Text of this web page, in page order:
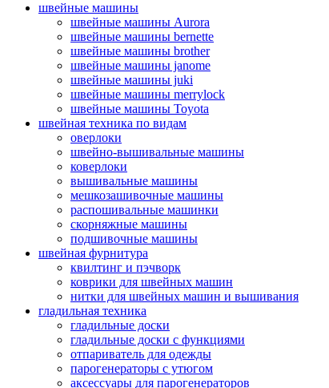
швейные машины
швейные машины Aurora
швейные машины bernette
швейные машины brother
швейные машины janome
швейные машины juki
швейные машины merrylock
швейные машины Toyota
швейная техника по видам
оверлоки
швейно-вышивальные машины
коверлоки
вышивальные машины
мешкозашивочные машины
распошивальные машинки
скорняжные машины
подшивочные машины
швейная фурнитура
квилтинг и пэчворк
коврики для швейных машин
нитки для швейных машин и вышивания
гладильная техника
гладильные доски
гладильные доски с функциями
отпариватель для одежды
парогенераторы с утюгом
аксессуары для парогенераторов